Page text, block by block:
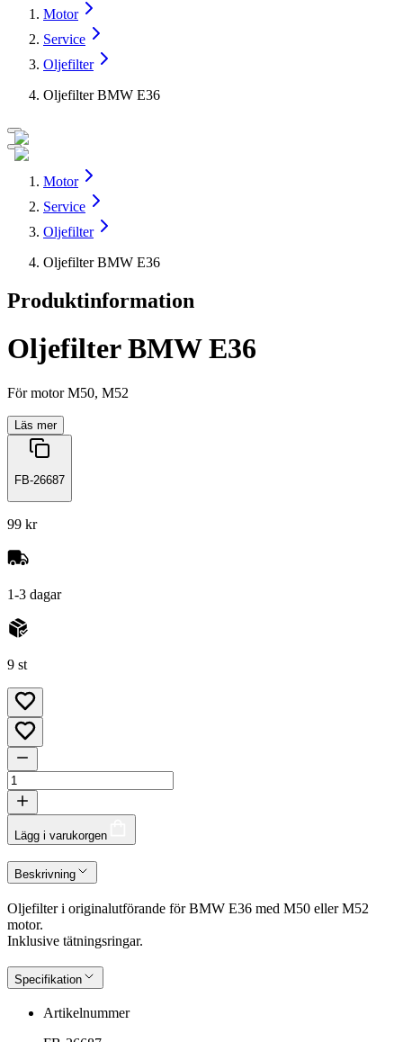
Motor
Service
Oljefilter
Oljefilter BMW E36
Motor
Service
Oljefilter
Oljefilter BMW E36
Produktinformation
Oljefilter BMW E36
För motor M50, M52
Läs mer
FB-26687
99 kr
1-3 dagar
9 st
Lägg i varukorgen
Beskrivning
Oljefilter i originalutförande för BMW E36 med M50 eller M52
motor.
Inklusive tätningsringar.
Specifikation
Artikelnummer